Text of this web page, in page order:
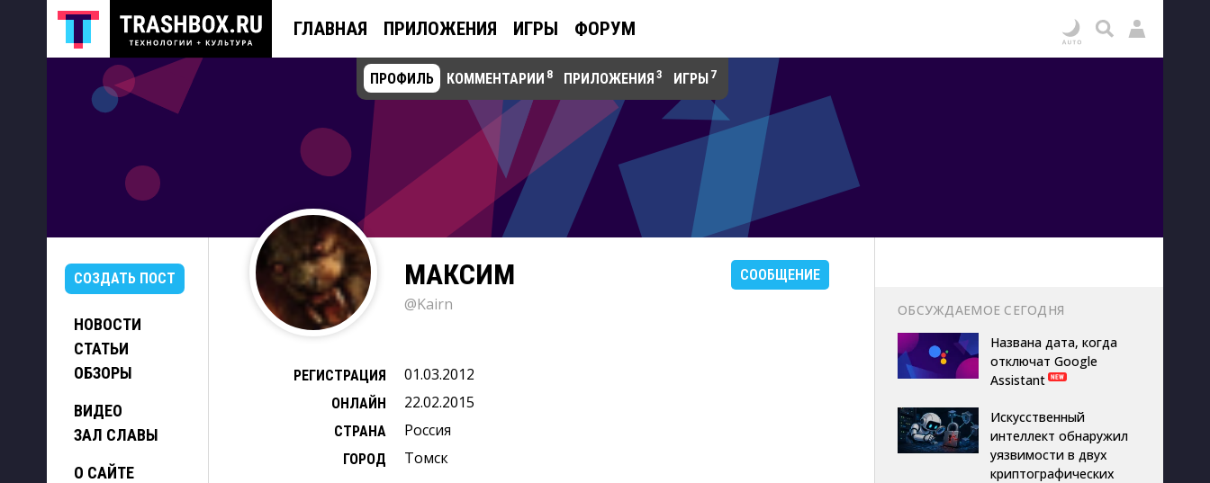
ГЛАВНАЯ ПРИЛОЖЕНИЯ ИГРЫ ФОРУМ
ПРОФИЛЬ КОММЕНТАРИИ 8 ПРИЛОЖЕНИЯ 3 ИГРЫ 7
СОЗДАТЬ ПОСТ
НОВОСТИ
СТАТЬИ
ОБЗОРЫ
ВИДЕО
ЗАЛ СЛАВЫ
О САЙТЕ
МАКСИМ
@Kairn
СООБЩЕНИЕ
РЕГИСТРАЦИЯ 01.03.2012
ОНЛАЙН 22.02.2015
СТРАНА Россия
ГОРОД Томск
ОБСУЖДАЕМОЕ СЕГОДНЯ
Названа дата, когда
отключат Google
Assistant
Искусственный
интеллект обнаружил
уязвимости в двух
криптографических